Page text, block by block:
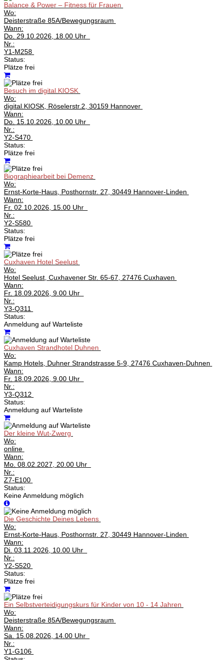
Balance & Power – Fitness für Frauen
Wo:
Deisterstraße 85A/Bewegungsraum
Wann:
Do. 29.10.2026, 18.00 Uhr
Nr.:
Y1-M258
Status:
Plätze frei
Besuch im digital.KIOSK
Wo:
digital.KIOSK, Röselerstr.2, 30159 Hannover
Wann:
Do. 15.10.2026, 10.00 Uhr
Nr.:
Y2-S470
Status:
Plätze frei
Biographiearbeit bei Demenz
Wo:
Ernst-Korte-Haus, Posthornstr. 27, 30449 Hannover-Linden
Wann:
Fr. 02.10.2026, 15.00 Uhr
Nr.:
Y2-S580
Status:
Plätze frei
Cuxhaven Hotel Seelust
Wo:
Hotel Seelust, Cuxhavener Str. 65-67, 27476 Cuxhaven
Wann:
Fr. 18.09.2026, 9.00 Uhr
Nr.:
Y3-Q311
Status:
Anmeldung auf Warteliste
Cuxhaven Strandhotel Duhnen
Wo:
Kamp Hotels, Duhner Strandstrasse 5-9, 27476 Cuxhaven-Duhnen
Wann:
Fr. 18.09.2026, 9.00 Uhr
Nr.:
Y3-Q312
Status:
Anmeldung auf Warteliste
Der kleine Wut-Zwerg
Wo:
online
Wann:
Mo. 08.02.2027, 20.00 Uhr
Nr.:
Z7-E100
Status:
Keine Anmeldung möglich
Die Geschichte Deines Lebens
Wo:
Ernst-Korte-Haus, Posthornstr. 27, 30449 Hannover-Linden
Wann:
Di. 03.11.2026, 10.00 Uhr
Nr.:
Y2-S520
Status:
Plätze frei
Ein Selbstverteidigungskurs für Kinder von 10 - 14 Jahren
Wo:
Deisterstraße 85A/Bewegungsraum
Wann:
Sa.
15.08.2026, 14.00 Uhr
Nr.:
Y1-G106